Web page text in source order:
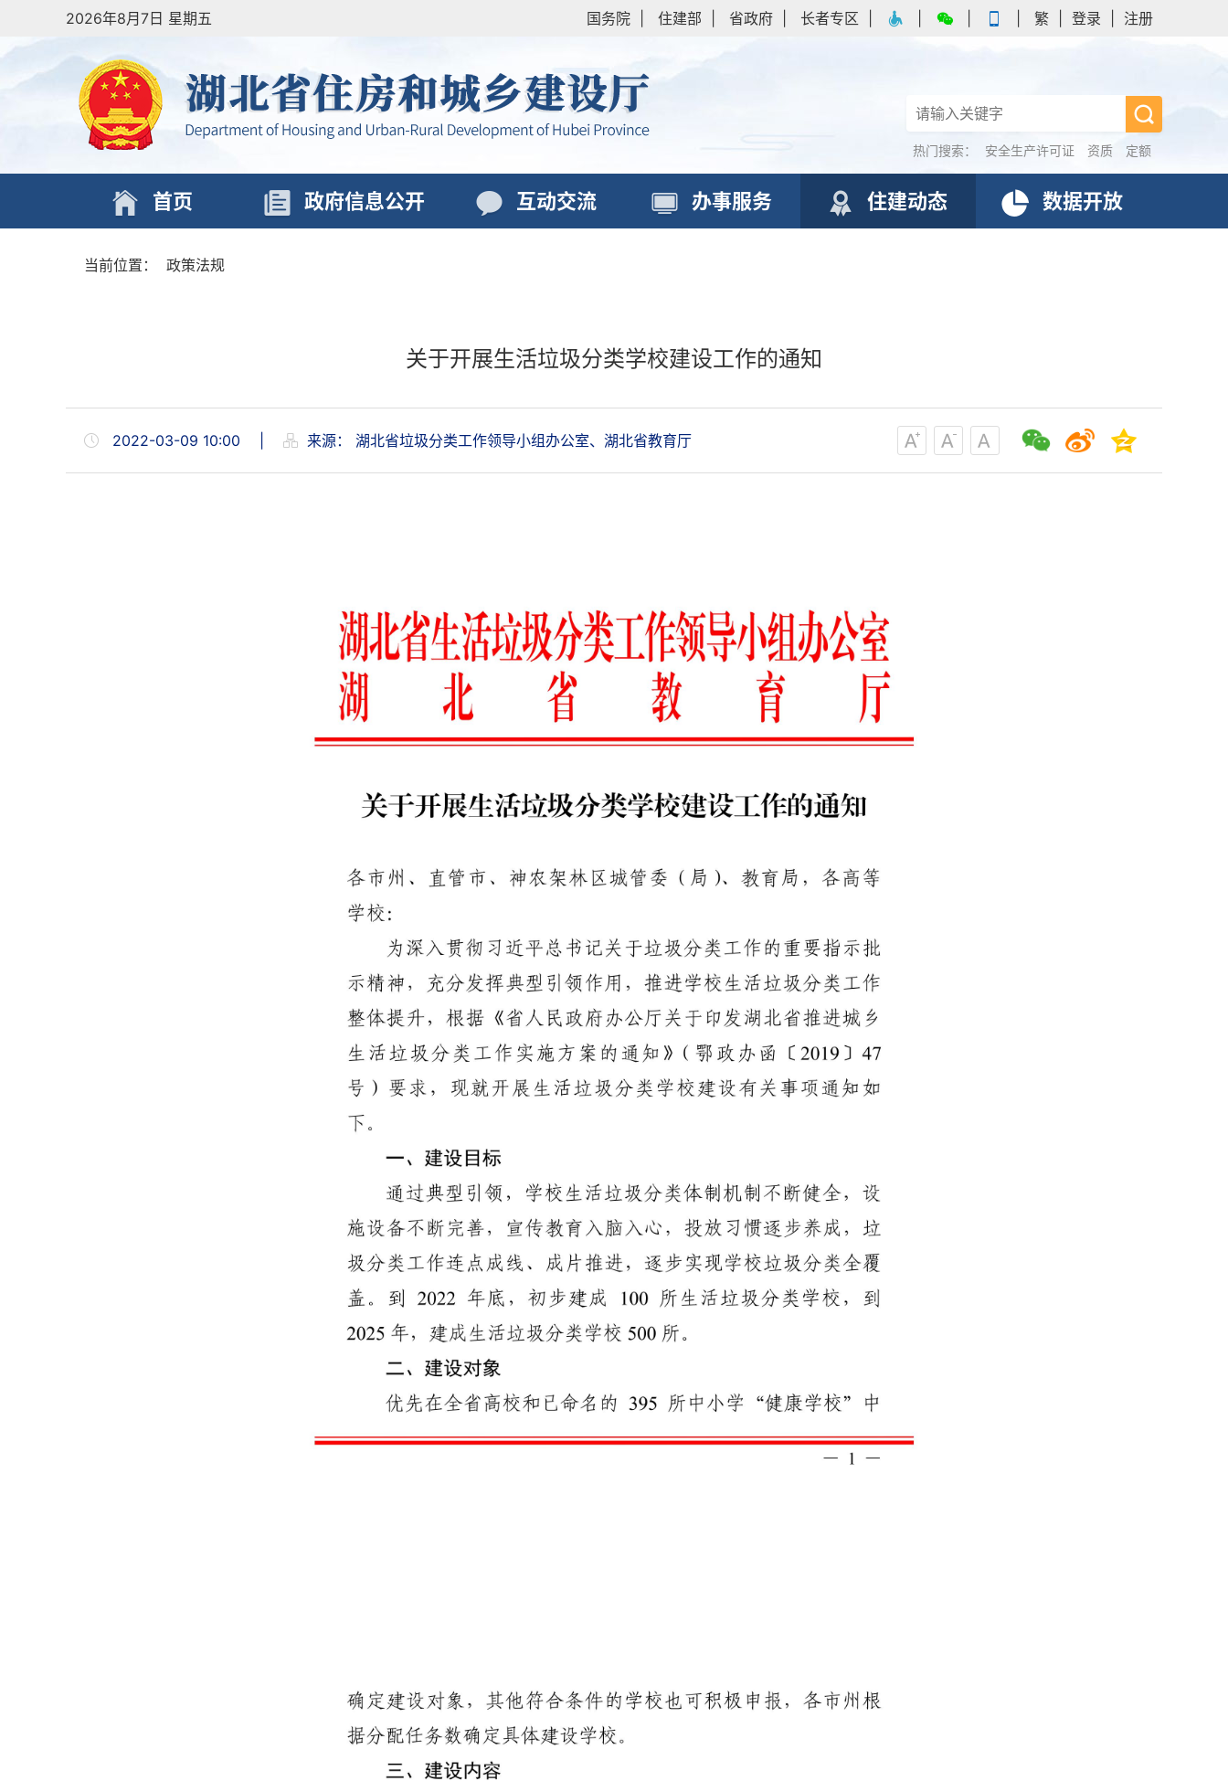
2026年8月7日 星期五 国务院 住建部 省政府 长者专区 繁 登录 注册
热门搜索： 安全生产许可证 资质 定额
首页 政府信息公开 互动交流 办事服务 住建动态 数据开放
当前位置： 政策法规
关于开展生活垃圾分类学校建设工作的通知
2022-03-09 10:00 来源： 湖北省垃圾分类工作领导小组办公室、湖北省教育厅